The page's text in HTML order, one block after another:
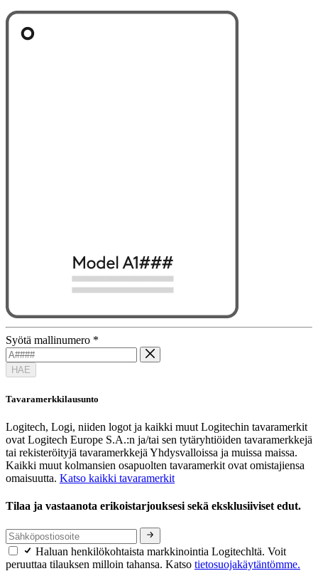
Syötä mallinumero *
HAE
Tavaramerkkilausunto
Logitech, Logi, niiden logot ja kaikki muut Logitechin tavaramerkit
ovat Logitech Europe S.A.:n ja/tai sen tytäryhtiöiden tavaramerkkejä
tai rekisteröityjä tavaramerkkejä Yhdysvalloissa ja muissa maissa.
Kaikki muut kolmansien osapuolten tavaramerkit ovat omistajiensa
omaisuutta. Katso kaikki tavaramerkit
Tilaa ja vastaanota erikoistarjouksesi sekä eksklusiiviset edut.
Haluan henkilökohtaista markkinointia Logitechltä. Voit
peruuttaa tilauksen milloin tahansa. Katso tietosuojakäytäntömme.